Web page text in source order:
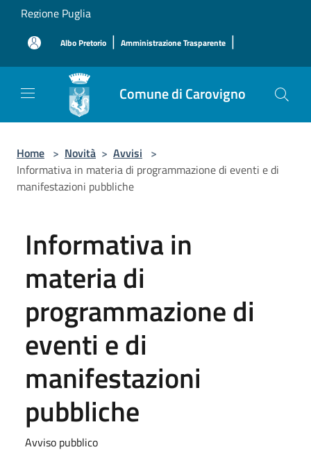
Salta al contenuto principale
Regione Puglia
Albo Pretorio | Amministrazione Trasparente |
Comune di Carovigno
Home > Novità > Avvisi >
Informativa in materia di programmazione di eventi e di
manifestazioni pubbliche
Informativa in
materia di
programmazione di
eventi e di
manifestazioni
pubbliche
Avviso pubblico